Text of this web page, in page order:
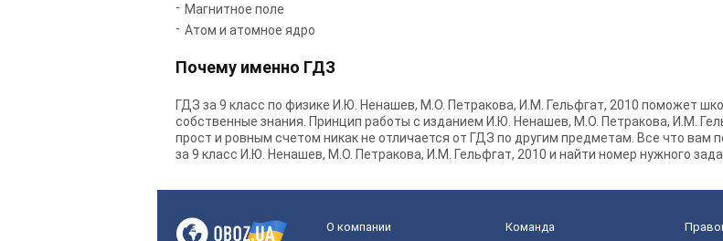
Магнитное поле
Атом и атомное ядро
Почему именно ГДЗ
ГДЗ за 9 класс по физике И.Ю. Ненашев, М.О. Петракова, И.М. Гельфгат, 2010 поможет
собственные знания. Принцип работы с изданием И.Ю. Ненашев, М.О. Петракова, И.М.
прост и ровным счетом никак не отличается от ГДЗ по другим предметам. Все что вам
за 9 класс И.Ю. Ненашев, М.О. Петракова, И.М. Гельфгат, 2010 и найти номер нужного
О компании Команда